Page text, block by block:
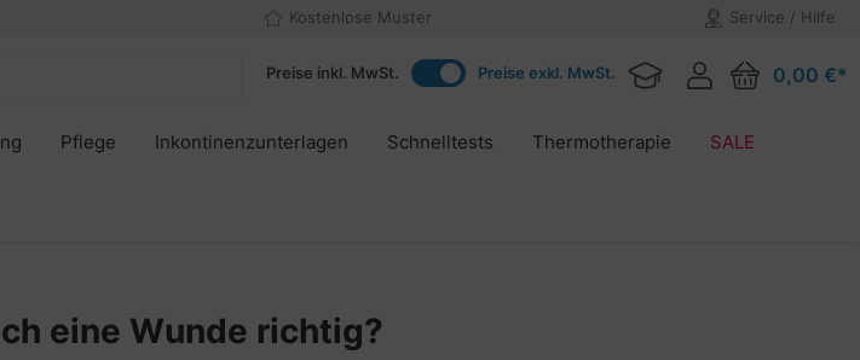
Kostenlose Muster Service / Hilfe
Preise inkl. MwSt. Preise exkl. MwSt. 0,00 €*
Pflege Inkontinenzunterlagen Schnelltests Thermotherapie SALE
eine Wunde richtig?